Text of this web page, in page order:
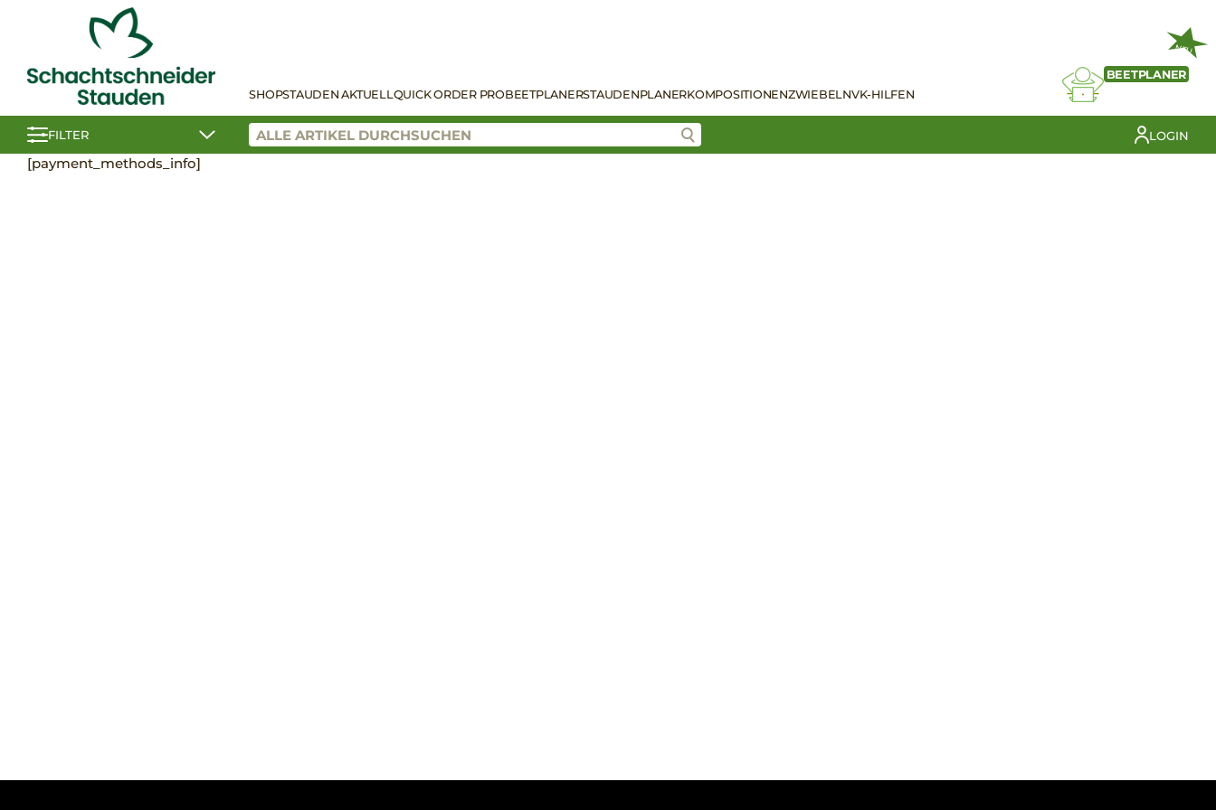
SHOPSTAUDEN AKTUELLQUICK ORDER PROBEETPLANERSTAUDENPLANERKOMPOSITIONENZWIEBELNVK-HILFEN
NEU
BEETPLANER
FILTER LOGIN
[payment_methods_info]